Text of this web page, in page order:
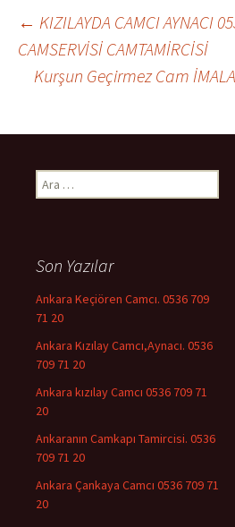
Yazı
← KIZILAYDA CAMCI AYNACI
CAMSERVİSİ CAMTAMİRCİSİ
Kurşun Geçirmez Cam
Arama:
Son Yazılar
Ankara Keçiören Camcı. 0536 709
71 20
Ankara Kızılay Camcı,Aynacı. 0536
709 71 20
Ankara kızılay Camcı 0536 709 71
20
Ankaranın Camkapı Tamircisi. 0536
709 71 20
Ankara Çankaya Camcı 0536 709 71
20